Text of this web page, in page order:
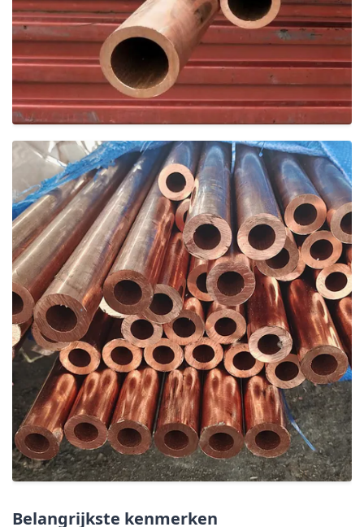
Belangrijkste kenmerken